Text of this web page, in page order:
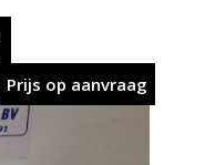
Prijs op aanvraag